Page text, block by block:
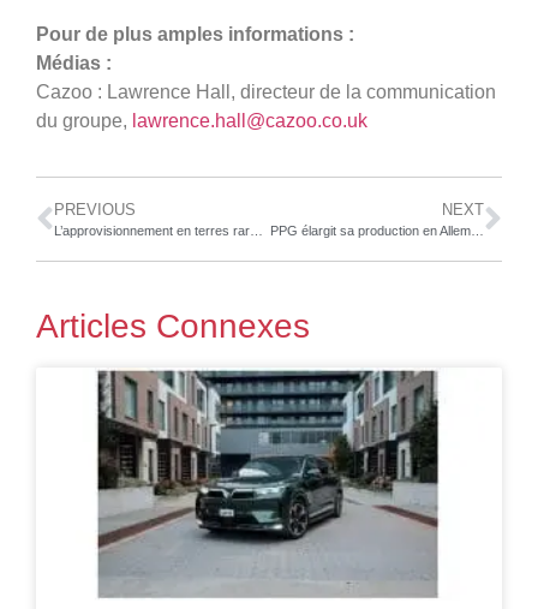
Pour de plus amples informations :
Médias :
Cazoo : Lawrence Hall, directeur de la communication
du groupe, lawrence.hall@cazoo.co.uk
PREVIOUS NEXT
PPG élargit sa production en Allemagne de revêtements transparents destinés aux équipementiers automobiles
Articles Connexes